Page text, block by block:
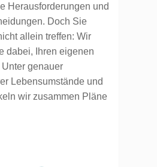
Herausforderungen und
Doch Sie
allein treffen: Wir
dabei, Ihren eigenen
genauer
Lebensumstände und
wir zusammen Pläne